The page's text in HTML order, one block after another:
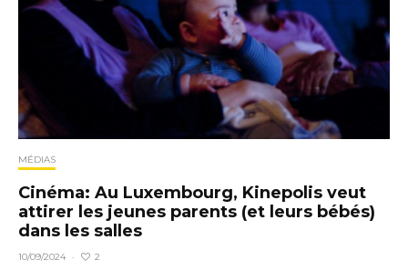
MÉDIAS
Cinéma: Au Luxembourg, Kinepolis veut
attirer les jeunes parents (et leurs bébés)
dans les salles
10/09/2024 · 2